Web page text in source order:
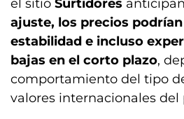
el sitio Surtidores
ajuste, los precios
estabilidad e incluso
bajas en el corto plazo,
comportamiento del tipo
valores internacionales del